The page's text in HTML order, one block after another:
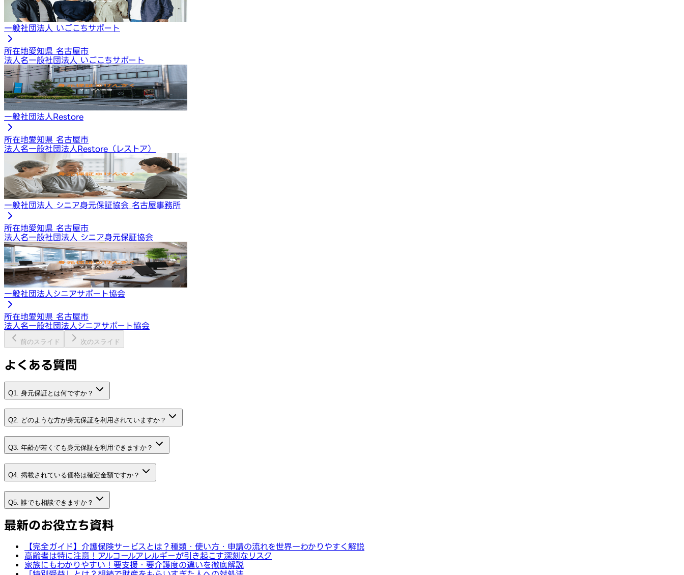
一般社団法人 いごこちサポート
所在地愛知県 名古屋市
法人名一般社団法人 いごこちサポート
一般社団法人Restore
所在地愛知県 名古屋市
法人名一般社団法人Restore（レストア）
一般社団法人 シニア身元保証協会 名古屋事務所
所在地愛知県 名古屋市
法人名一般社団法人 シニア身元保証協会
一般社団法人シニアサポート協会
所在地愛知県 名古屋市
法人名一般社団法人シニアサポート協会
前のスライド 次のスライド
よくある質問
Q1. 身元保証とは何ですか？
Q2. どのような方が身元保証を利用されていますか？
Q3. 年齢が若くても身元保証を利用できますか？
Q4. 掲載されている価格は確定金額ですか？
Q5. 誰でも相談できますか？
最新のお役立ち資料
【完全ガイド】介護保険サービスとは？種類・使い方・申請の流れを世界一わかりやすく解説
高齢者は特に注意！アルコールアレルギーが引き起こす深刻なリスク
家族にもわかりやすい！要支援・要介護度の違いを徹底解説